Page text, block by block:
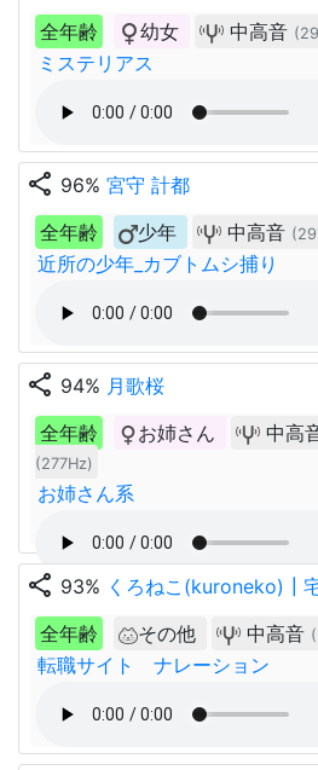
全年齢
幼女 中高音
ミステリアス
share 96% 宮守 計都
全年齢
少年 中高音
近所の少年_カブトムシ捕り
share 94% 月歌桜
全年齢
お姉さん 中高
(277Hz)
お姉さん系
share 93% くろねこ(kuroneko)┃
全年齢
その他 中高音
転職サイト ナレーション